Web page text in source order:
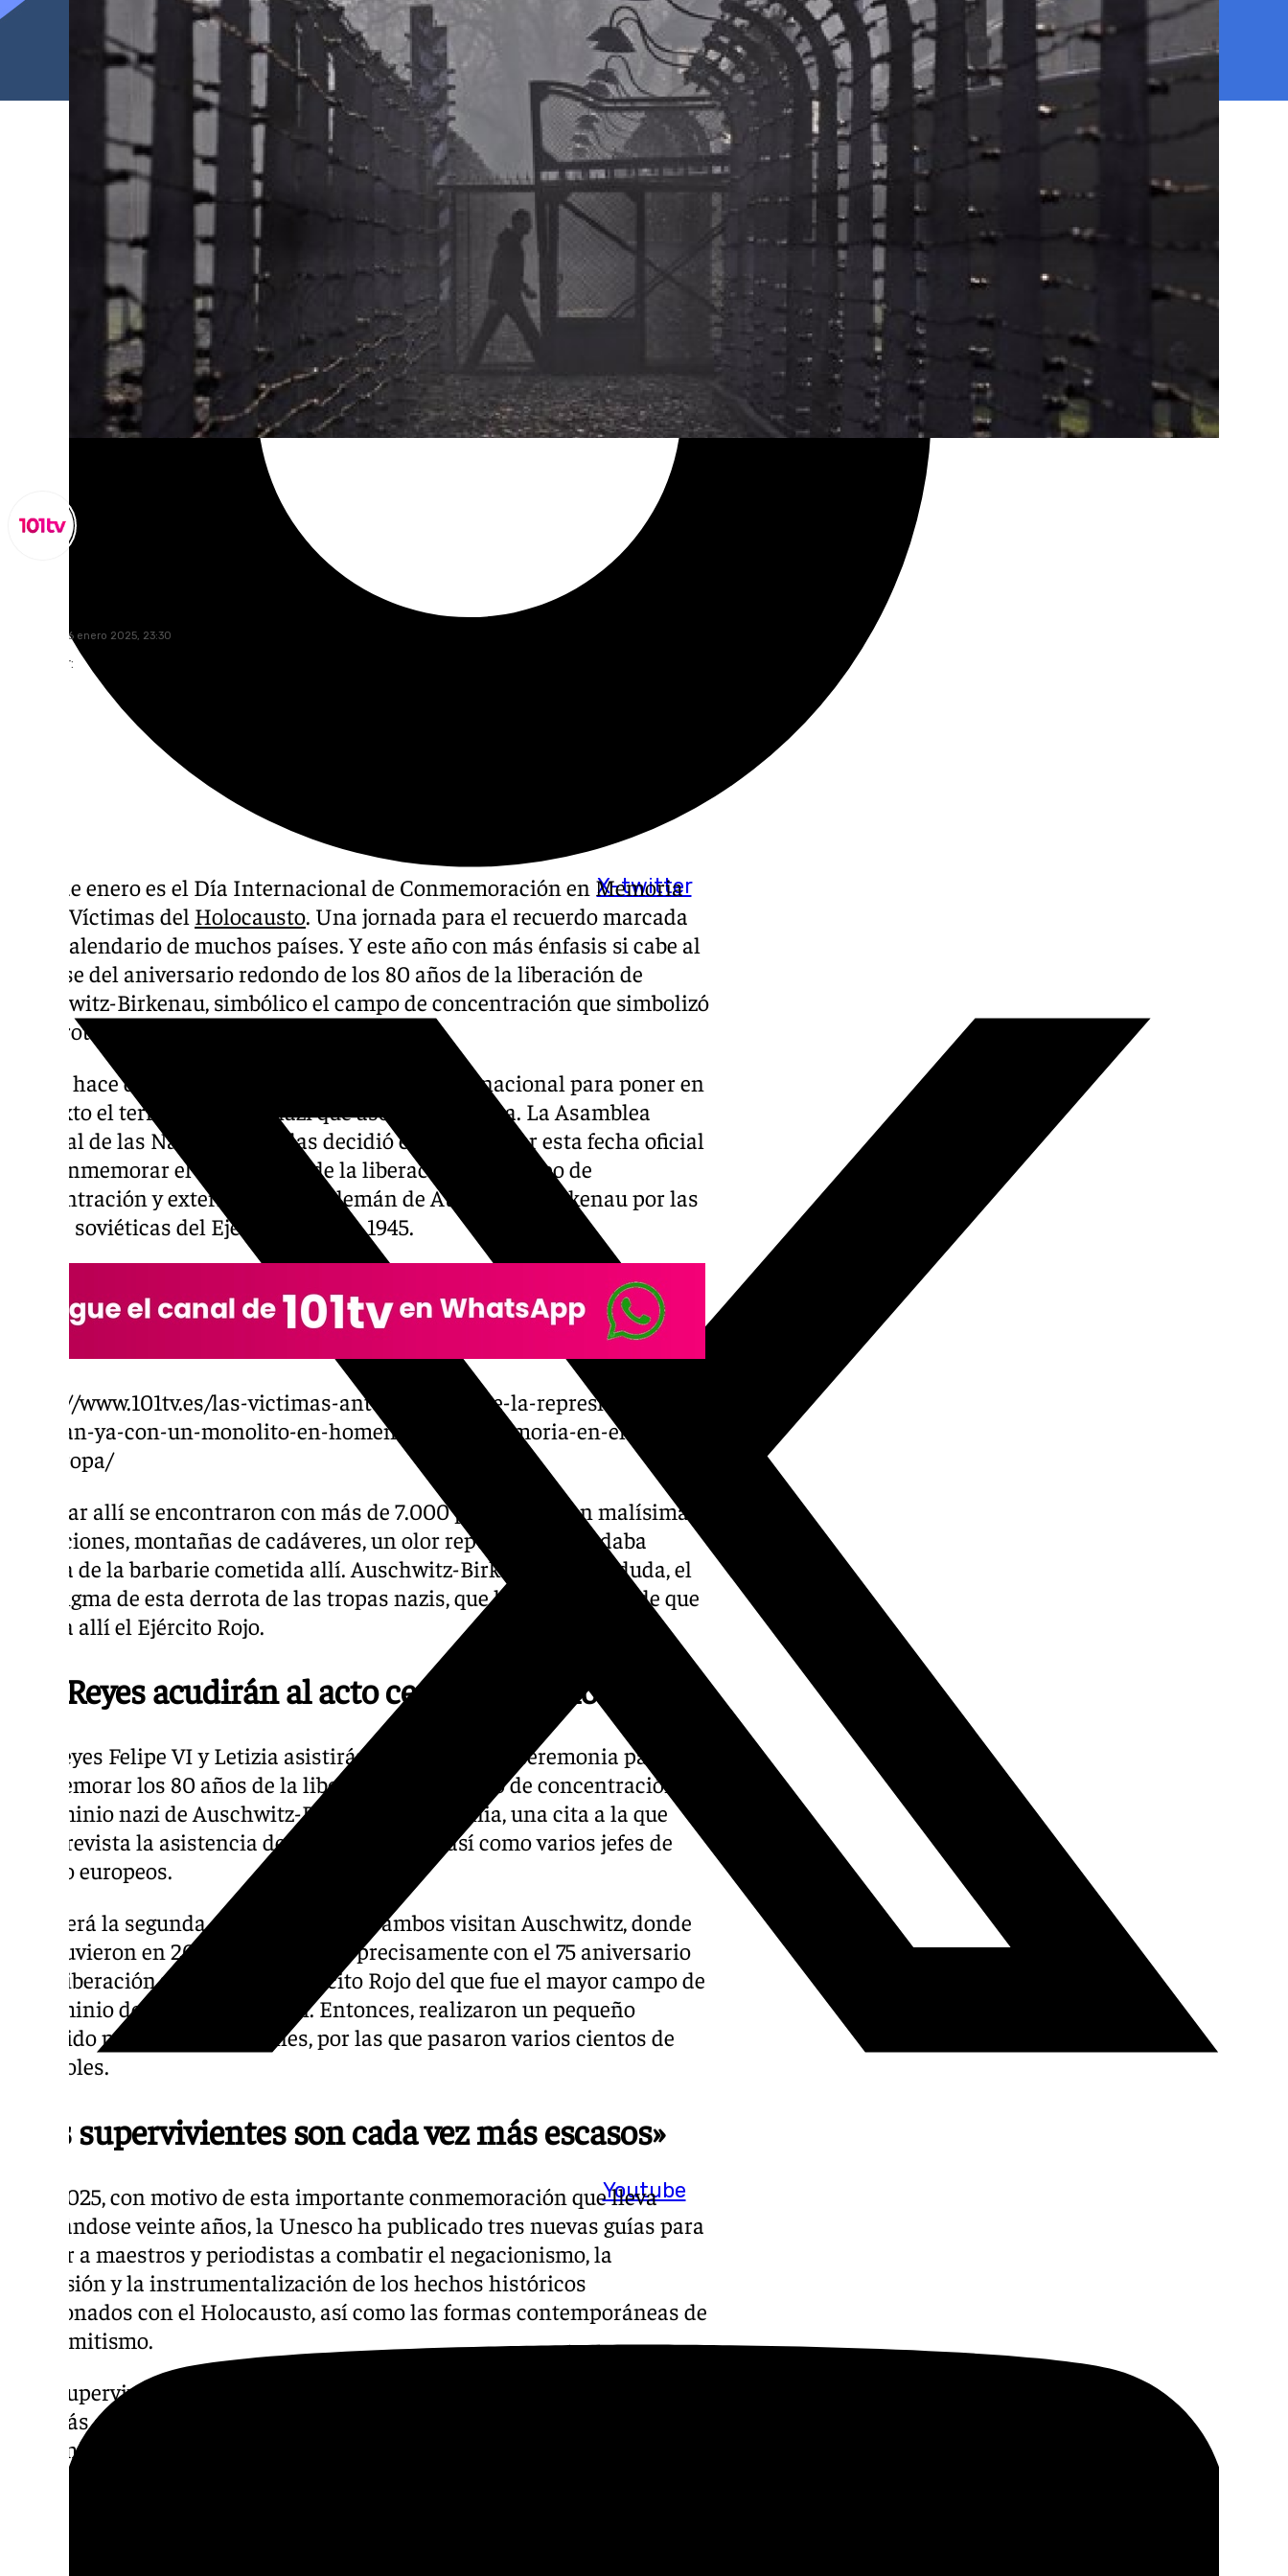
X-twitter
Youtube
domingo, 26 enero 2025, 23:30
Compartir:
El 27 de enero es el Día Internacional de Conmemoración en Memoria
de las Víctimas del Holocausto. Una jornada para el recuerdo marcada
en el calendario de muchos países. Y este año con más énfasis si cabe al
tratarse del aniversario redondo de los 80 años de la liberación de
Auschwitz-Birkenau, simbólico el campo de concentración que simbolizó
la derrota del nazismo.
Desde hace dos décadas se celebra este Día Internacional para poner en
contexto el terror y la lacra nazi que asolaron Europa. La Asamblea
General de las Naciones Unidas decidió en 2005 poner esta fecha oficial
por conmemorar el aniversario de la liberación del campo de
concentración y exterminio nazi alemán de Auschwitz-Birkenau por las
tropas soviéticas del Ejército Rojo en 1945.
https://www.101tv.es/las-victimas-antequeranas-de-la-represion-nazi-
cuentan-ya-con-un-monolito-en-homenaje-a-su-memoria-en-el-jardin-
de-europa/
Al llegar allí se encontraron con más de 7.000 prisioneros en malísimas
condiciones, montañas de cadáveres, un olor repugnante que daba
cuenta de la barbarie cometida allí. Auschwitz-Birkenau es, sin duda, el
paradigma de esta derrota de las tropas nazis, que huyeron antes de que
llegara allí el Ejército Rojo.
Los Reyes acudirán al acto central en Polonia
Los Reyes Felipe VI y Letizia asistirán este lunes a la ceremonia para
conmemorar los 80 años de la liberación del campo de concentración y
exterminio nazi de Auschwitz-Birkenau, en Polonia, una cita a la que
está prevista la asistencia de otros monarcas así como varios jefes de
Estado europeos.
Esta será la segunda ocasión en la que ambos visitan Auschwitz, donde
ya estuvieron en 2020 coincidiendo precisamente con el 75 aniversario
de la liberación por parte del Ejército Rojo del que fue el mayor campo de
exterminio de la Alemania nazi. Entonces, realizaron un pequeño
recorrido por sus instalaciones, por las que pasaron varios cientos de
españoles.
«Los supervivientes son cada vez más escasos»
Este 2025, con motivo de esta importante conmemoración que lleva
realizándose veinte años, la Unesco ha publicado tres nuevas guías para
ayudar a maestros y periodistas a combatir el negacionismo, la
distorsión y la instrumentalización de los hechos históricos
relacionados con el Holocausto, así como las formas contemporáneas de
antisemitismo.
​«Los supervivientes del Holocausto y testigos de primera mano cada vez
son más escasos, por ello es esencial invertir más en educación para
transmitir la memoria de los hechos y combatir las formas